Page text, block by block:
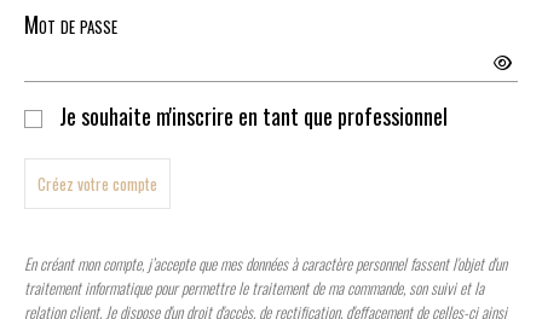
Mot de passe
Je souhaite m'inscrire en tant que professionnel
Créez votre compte
En créant mon compte, j’accepte que mes données à caractère personnel fassent l'objet d'un
traitement informatique pour permettre le traitement de ma commande, son suivi et la
relation client. Je dispose d'un droit d'accès, de rectification, d'effacement de celles-ci ainsi